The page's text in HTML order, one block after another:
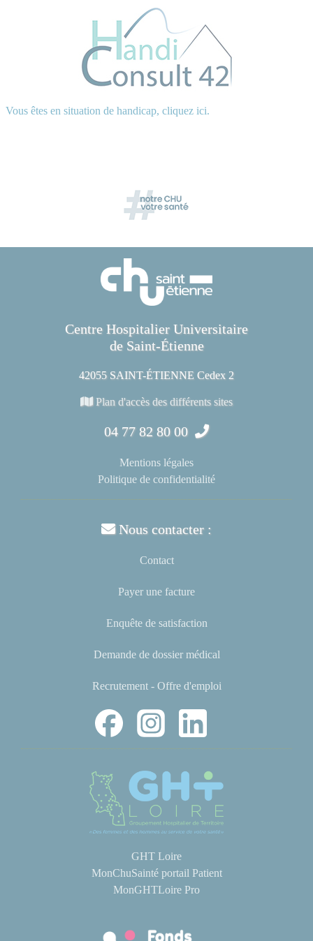
Vous êtes en situation de handicap, cliquez ici.
Centre Hospitalier Universitaire
de Saint-Étienne
42055 SAINT-ÉTIENNE Cedex 2
Plan d'accès des différents sites
04 77 82 80 00
Mentions légales
Politique de confidentialité
Nous contacter :
Contact
Payer une facture
Enquête de satisfaction
Demande de dossier médical
Recrutement - Offre d'emploi
GHT Loire
MonChuSainté portail Patient
MonGHTLoire Pro